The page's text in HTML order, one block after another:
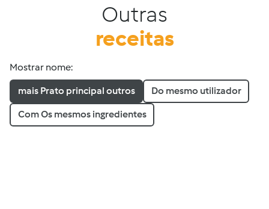
Outras
receitas
Mostrar nome:
mais Prato principal outros Do mesmo utilizador
Com Os mesmos ingredientes